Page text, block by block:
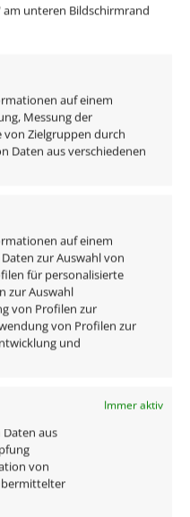
unteren Bildschirmrand
auf einem
Messung der
von Zielgruppen durch
Daten aus verschiedenen
auf einem
zur Auswahl von
für personalisierte
zur Auswahl
von Profilen zur
von Profilen zur
und
Immer aktiv
aus
von
über edles
ist direkt
benötigten
enthalten sind:
Aluminium mit 50